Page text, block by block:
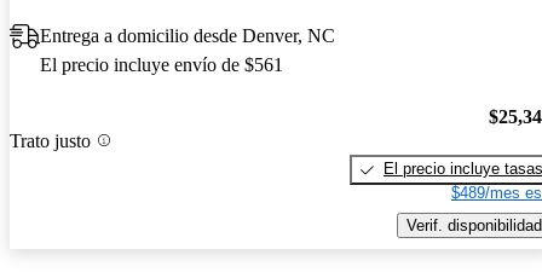
Entrega a domicilio desde Denver, NC
El precio incluye envío de $561
Trato justo
El precio incluye tasas
$489/mes
Verif. disponibilidad